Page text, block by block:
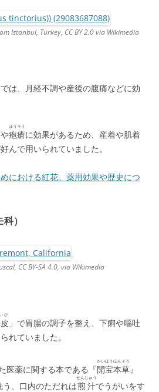
Istanbul, Turkey, CC BY 2.0 via Wikimedia
では、月経不調や産後の腹痛などに効
疱瘡
ほうそう
に効果があるため、産着や肌着
んで用いられていました。
における紅花。薬用効果や歴史につ
）
CC BY-SA 4.0, via Wikimedia
ひ
」で胃腸の調子を整え、下痢や嘔吐
れていました。
医薬に関する本である『開宝本草
かいほうほんぞう
』
う、口内のただれは煎汁
せんじゅう
でうがいをす